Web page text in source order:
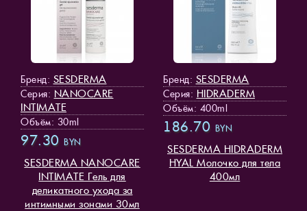
Бренд: SESDERMA
Серия: NANOCARE
INTIMATE
Объём: 30ml
97.30 BYN
SESDERMA NANOCARE
INTIMATE Гель для
деликатного ухода за
интимными зонами 30мл
Бренд: SESDERMA
Серия: HIDRADERM
Объём: 400ml
186.70 BYN
SESDERMA HIDRADERM
HYAL Молочко для тела
400мл